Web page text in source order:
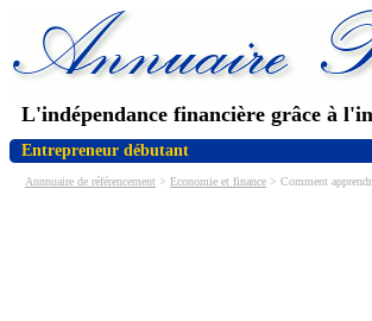
L'indépendance financière grâce à
Entrepreneur débutant
Annnuaire de référencement > Economie et finance > Comment